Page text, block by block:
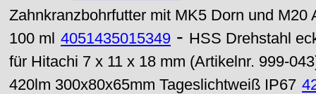
Zahnkranzbohrfutter mit MK5 Dorn und M20
100 ml 4051435015349 - HSS Drehstahl
für Hitachi 7 x 11 x 18 mm (Artikelnr. 999-
420lm 300x80x65mm Tageslichtweiß IP67